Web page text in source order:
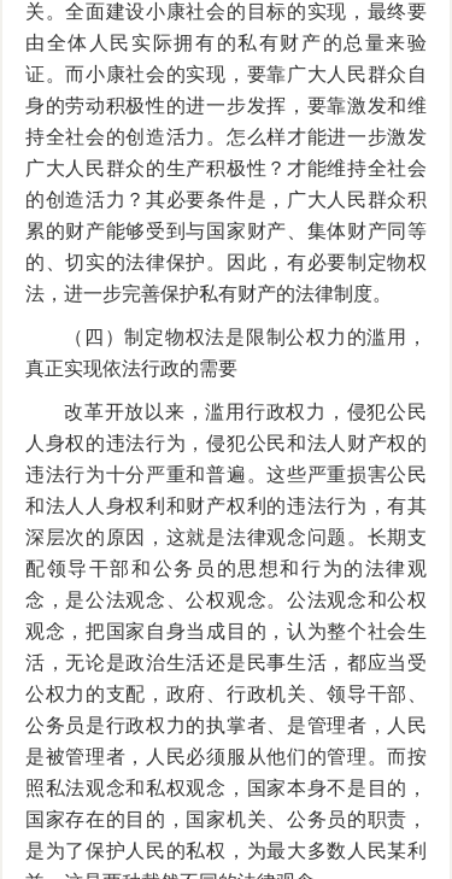
关。全面建设小康社会的目标的实现，最终要
由全体人民实际拥有的私有财产的总量来验
证。而小康社会的实现，要靠广大人民群众自
身的劳动积极性的进一步发挥，要靠激发和维
持全社会的创造活力。怎么样才能进一步激发
广大人民群众的生产积极性？才能维持全社会
的创造活力？其必要条件是，广大人民群众积
累的财产能够受到与国家财产、集体财产同等
的、切实的法律保护。因此，有必要制定物权
法，进一步完善保护私有财产的法律制度。
（四）制定物权法是限制公权力的滥用，
真正实现依法行政的需要
改革开放以来，滥用行政权力，侵犯公民
人身权的违法行为，侵犯公民和法人财产权的
违法行为十分严重和普遍。这些严重损害公民
和法人人身权利和财产权利的违法行为，有其
深层次的原因，这就是法律观念问题。长期支
配领导干部和公务员的思想和行为的法律观
念，是公法观念、公权观念。公法观念和公权
观念，把国家自身当成目的，认为整个社会生
活，无论是政治生活还是民事生活，都应当受
公权力的支配，政府、行政机关、领导干部、
公务员是行政权力的执掌者、是管理者，人民
是被管理者，人民必须服从他们的管理。而按
照私法观念和私权观念，国家本身不是目的，
国家存在的目的，国家机关、公务员的职责，
是为了保护人民的私权，为最大多数人民某利